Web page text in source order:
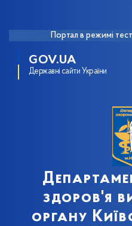
Портал в режимі
GOV.UA
Державні сайти України
здоров'я
органу